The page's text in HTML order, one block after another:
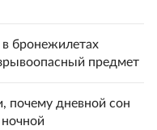
бронежилетах
предмет
почему дневной сон